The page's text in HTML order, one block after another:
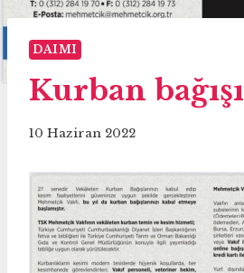
DAIMI
Kurban bağışı
10 Haziran 2022